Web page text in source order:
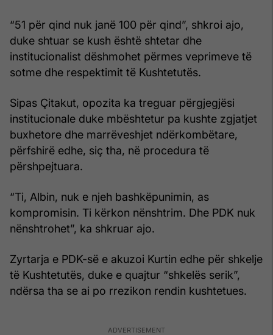
“51 për qind nuk janë 100 për qind”, shkroi ajo,
duke shtuar se kush është shtetar dhe
institucionalist dëshmohet përmes veprimeve të
sotme dhe respektimit të Kushtetutës.
Sipas Çitakut, opozita ka treguar përgjegjësi
institucionale duke mbështetur pa kushte zgjatjet
buxhetore dhe marrëveshjet ndërkombëtare,
përfshirë edhe, siç tha, në procedura të
përshpejtuara.
“Ti, Albin, nuk e njeh bashkëpunimin, as
kompromisin. Ti kërkon nënshtrim. Dhe PDK nuk
nënshtrohet”, ka shkruar ajo.
Zyrtarja e PDK-së e akuzoi Kurtin edhe për shkelje
të Kushtetutës, duke e quajtur “shkelës serik”,
ndërsa tha se ai po rrezikon rendin kushtetues.